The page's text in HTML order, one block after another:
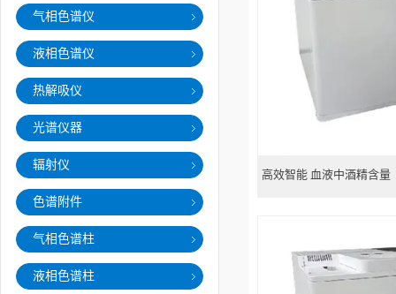
气相色谱仪
液相色谱仪
热解吸仪
光谱仪器
辐射仪
色谱附件
气相色谱柱
液相色谱柱
高效智能 血液中酒精含量